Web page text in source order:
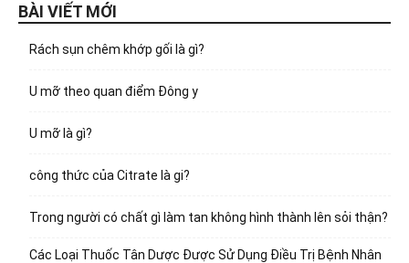
BÀI VIẾT MỚI
Rách sụn chêm khớp gối là gì?
U mỡ theo quan điểm Đông y
U mỡ là gì?
công thức của Citrate là gi?
Trong người có chất gì làm tan không hình thành lên sỏi thận?
Các Loại Thuốc Tân Dược Được Sử Dụng Điều Trị Bệnh Nhân